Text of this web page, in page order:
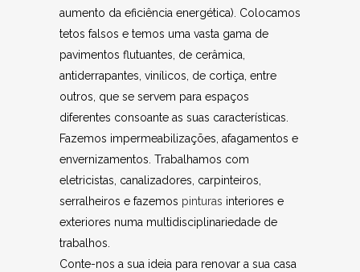
aumento da eficiência energética). Colocamos
tetos falsos e temos uma vasta gama de
pavimentos flutuantes, de cerâmica,
antiderrapantes, vinílicos, de cortiça, entre
outros, que se servem para espaços
diferentes consoante as suas características.
Fazemos impermeabilizações, afagamentos e
envernizamentos. Trabalhamos com
eletricistas, canalizadores, carpinteiros,
serralheiros e fazemos pinturas interiores e
exteriores numa multidisciplinariedade de
trabalhos.
Conte-nos a sua ideia para renovar a sua casa